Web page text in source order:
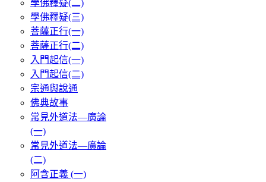
學佛釋疑(二)
學佛釋疑(三)
菩薩正行(一)
菩薩正行(二)
入門起信(一)
入門起信(二)
宗通與說通
佛典故事
常見外道法—廣論
(一)
常見外道法—廣論
(二)
阿含正義 (一)